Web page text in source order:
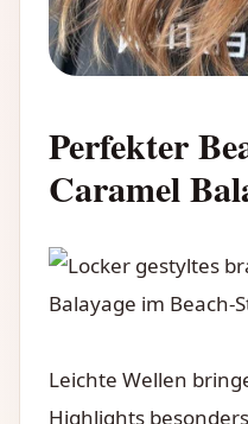
Perfekter
Caramel
Leichte Wellen
Highlights